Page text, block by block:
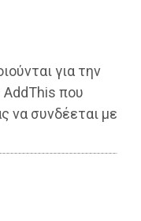
για την
AddThis που
να συνδέεται με
Κουράση και
Δημοτικού
εκφράζουν τα